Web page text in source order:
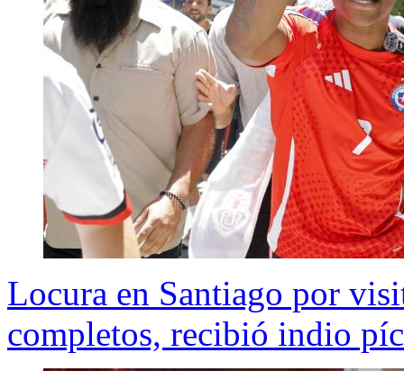
Locura en Santiago por
completos, recibió indio